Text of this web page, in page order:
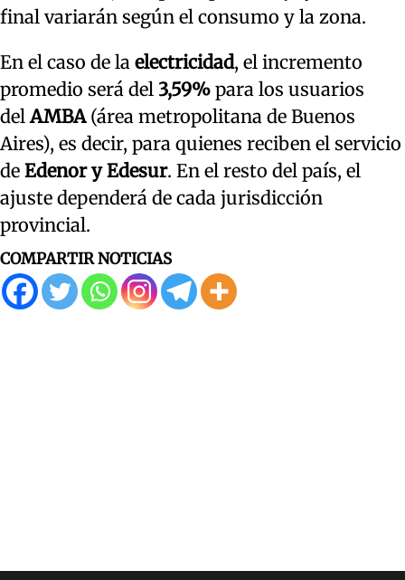
final variarán según el consumo y la zona.
En el caso de la electricidad, el incremento
promedio será del 3,59% para los usuarios
delAMBA(área metropolitana de Buenos
Aires), es decir, para quienes reciben el servicio
de Edenor y Edesur. En el resto del país, el
ajuste dependerá de cada jurisdicción
provincial.
COMPARTIR NOTICIAS